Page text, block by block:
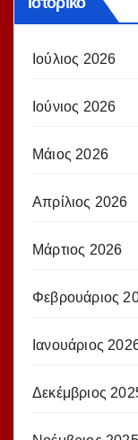
Ιούλιος 2026
Ιούνιος 2026
Μάιος 2026
Απρίλιος 2026
Μάρτιος 2026
Φεβρουάριος
Ιανουάριος
Δεκέμβριος